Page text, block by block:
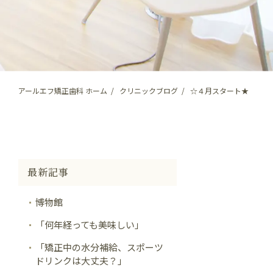
アールエフ矯正歯科 ホーム クリニックブログ ☆４月スタート★
最新記事
博物館
「何年経っても美味しい」
「矯正中の水分補給、スポーツ
ドリンクは大丈夫？」